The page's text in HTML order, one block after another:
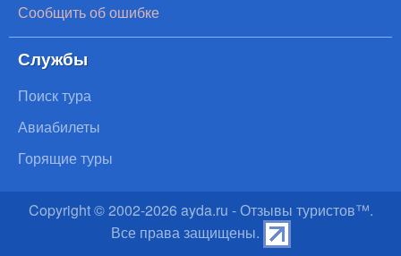
Сообщить об ошибке
Службы
Поиск тура
Авиабилеты
Горящие туры
Copyright © 2002-2026 ayda.ru - Отзывы туристов™.
Все права защищены.